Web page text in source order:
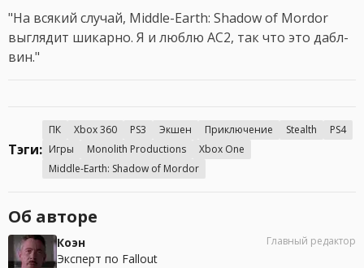
"На всякий случай, Middle-Earth: Shadow of Mordor
выглядит шикарно. Я и люблю AC2, так что это дабл-
вин."
Тэги:
ПК Xbox 360 PS3 Экшен Приключение Stealth
PS4
Игры
Monolith Productions
Xbox One
Middle-Earth: Shadow of Mordor
Об авторе
Коэн
Эксперт по Fallout
Главный редактор